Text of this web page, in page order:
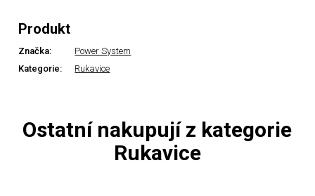
Produkt
Značka:
Power System
Kategorie:
Rukavice
Ostatní nakupují z kategorie
Rukavice